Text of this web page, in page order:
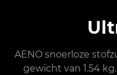
AENO snoerloze
gewicht van 1.54